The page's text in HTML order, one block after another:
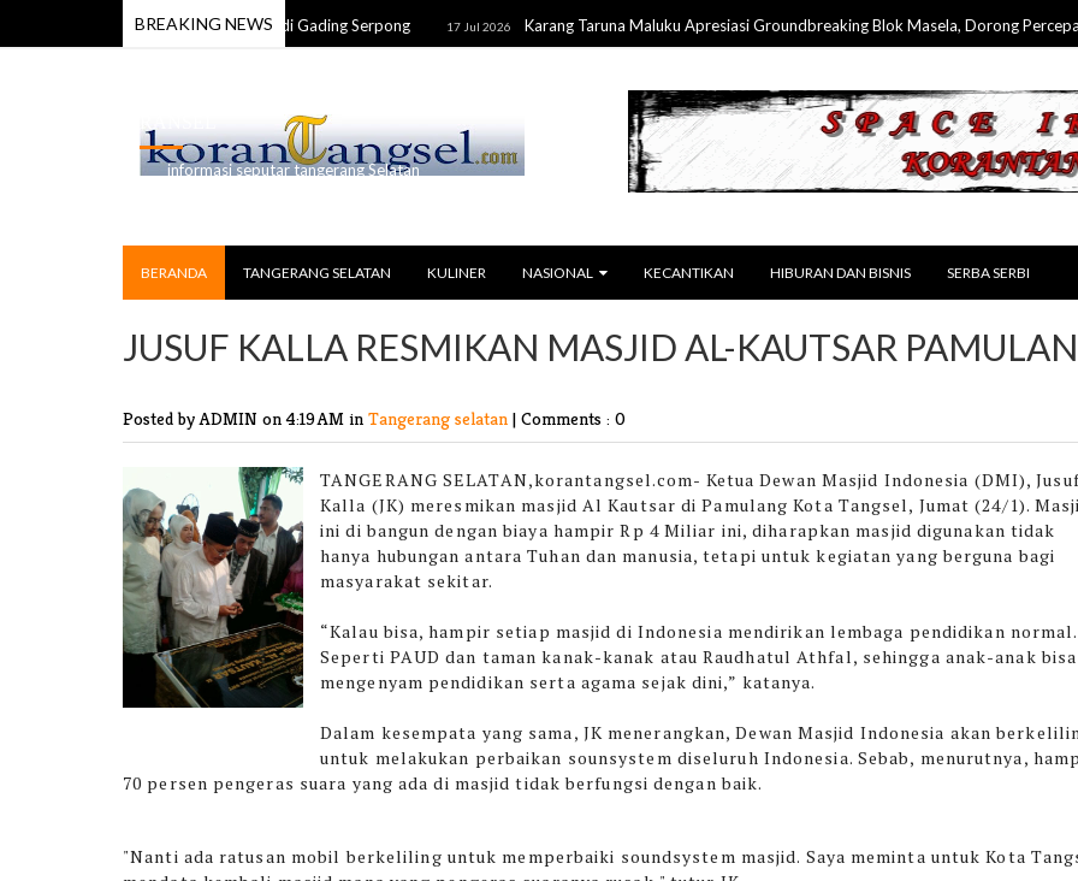
BREAKING NEWS
Tewas Alami Luka Tusuk di Gading Serpong 17 Jul 2026 Karang Taruna Maluku Apresiasi Groundbreaking Blok Masela, Dorong Percepatan
informasi seputar tangerang Selatan
BERANDA TANGERANG SELATAN KULINER NASIONAL KECANTIKAN HIBURAN DAN BISNIS SERBA SERBI
JUSUF KALLA RESMIKAN MASJID AL-KAUTSAR
Posted by ADMIN on 4:19 AM in Tangerang selatan | Comments : 0
TANGERANG SELATAN,korantangsel.com- Ketua Dewan Masjid Indonesia (DMI),
Kalla (JK) meresmikan masjid Al Kautsar di Pamulang Kota Tangsel, Jumat (24/1).
ini di bangun dengan biaya hampir Rp 4 Miliar ini, diharapkan masjid digunakan tidak
hanya hubungan antara Tuhan dan manusia, tetapi untuk kegiatan yang berguna bagi
masyarakat sekitar.
“Kalau bisa, hampir setiap masjid di Indonesia mendirikan lembaga pendidikan normal.
Seperti PAUD dan taman kanak-kanak atau Raudhatul Athfal, sehingga anak-anak bisa
mengenyam pendidikan serta agama sejak dini,” katanya.
Dalam kesempata yang sama, JK menerangkan, Dewan Masjid Indonesia akan
untuk melakukan perbaikan sounsystem diseluruh Indonesia. Sebab, menurutnya,
70 persen pengeras suara yang ada di masjid tidak berfungsi dengan baik.
"Nanti ada ratusan mobil berkeliling untuk memperbaiki soundsystem masjid. Saya meminta untuk Kota